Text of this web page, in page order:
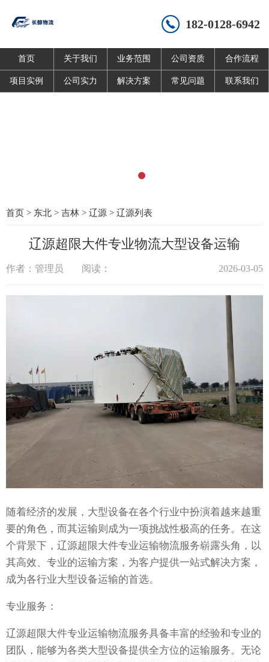
182-0128-6942
首页 关于我们 业务范围 公司资质 合作流程
项目实例 公司实力 解决方案 常见问题 联系我们
首页 > 东北 > 吉林 > 辽源 > 辽源列表
辽源超限大件专业物流大型设备运输
作者：管理员 阅读： 2026-03-05
随着经济的发展，大型设备在各个行业中扮演着越来越重
要的角色，而其运输则成为一项挑战性极高的任务。在这
个背景下，辽源超限大件专业运输物流服务崭露头角，以
其高效、专业的运输方案，为客户提供一站式解决方案，
成为各行业大型设备运输的首选。
专业服务：
辽源超限大件专业运输物流服务具备丰富的经验和专业的
团队，能够为各类大型设备提供全方位的运输服务。无论